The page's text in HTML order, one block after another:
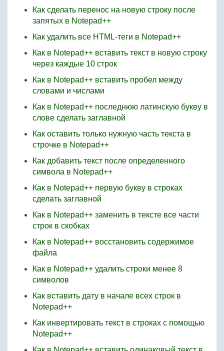
Как сделать перенос на новую строку после
запятых в Notepad++
Как удалить все HTML-теги в Notepad++
Как в Notepad++ вставить текст в новую строку
через каждые 10 строк
Как в Notepad++ вставить пробел между
словами и числами
Как в Notepad++ последнюю латинскую букву в
слове сделать заглавной
Как оставить только нужную часть текста в
строчке в Notepad++
Как добавить текст после определенного
символа в Notepad++
Как в Notepad++ первую букву в строках
сделать заглавной
Как в Notepad++ заменить в тексте все части
строк в скобках
Как в Notepad++ восстановить содержимое
файла
Как в Notepad++ удалить строки менее 8
символов
Как вставить дату в начале всех строк в
Notepad++
Как инвертировать текст в строках с помощью
Notepad++